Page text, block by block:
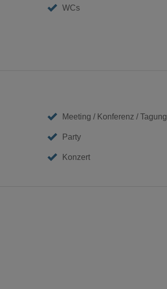
WCs
Meeting / Konferenz / Tagung
Party
Konzert